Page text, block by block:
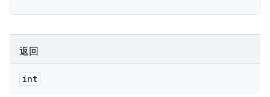
返回
int